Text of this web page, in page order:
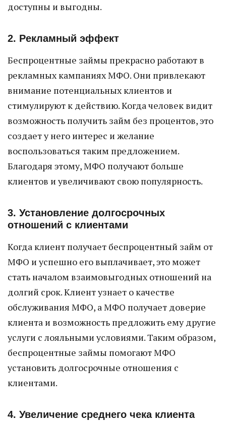
доступны и выгодны.
2. Рекламный эффект
Беспроцентные займы прекрасно работают в
рекламных кампаниях МФО. Они привлекают
внимание потенциальных клиентов и
стимулируют к действию. Когда человек видит
возможность получить займ без процентов, это
создает у него интерес и желание
воспользоваться таким предложением.
Благодаря этому, МФО получают больше
клиентов и увеличивают свою популярность.
3. Установление долгосрочных
отношений с клиентами
Когда клиент получает беспроцентный займ от
МФО и успешно его выплачивает, это может
стать началом взаимовыгодных отношений на
долгий срок. Клиент узнает о качестве
обслуживания МФО, а МФО получает доверие
клиента и возможность предложить ему другие
услуги с лояльными условиями. Таким образом,
беспроцентные займы помогают МФО
установить долгосрочные отношения с
клиентами.
4. Увеличение среднего чека клиента